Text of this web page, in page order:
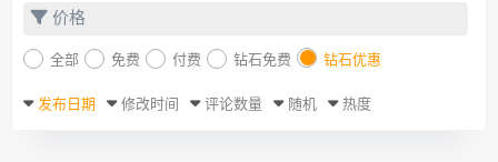
价格
全部 免费 付费 钻石免费 钻石优惠
发布日期 修改时间 评论数量 随机 热度